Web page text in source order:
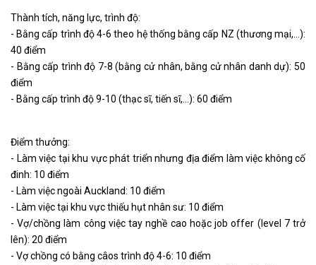
Thành tích, năng lực, trình độ:
- Bằng cấp trình độ 4-6 theo hệ thống bằng cấp NZ (thương mại,…):
40 điểm
- Bằng cấp trình độ 7-8 (bằng cử nhân, bằng cử nhân danh dự): 50
điểm
- Bằng cấp trình độ 9-10 (thạc sĩ, tiến sĩ,…): 60 điểm
Điểm thưởng:
- Làm việc tại khu vực phát triển nhưng địa điểm làm việc không cố
đinh: 10 điểm
- Làm việc ngoài Auckland: 10 điểm
- Làm việc tại khu vực thiếu hụt nhân sư: 10 điểm
- Vợ/chồng làm công việc tay nghề cao hoặc job offer (level 7 trở
lên): 20 điểm
- Vợ chồng có bằng câos trình độ 4-6: 10 điểm